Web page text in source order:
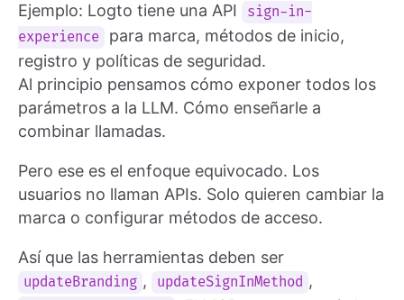
Ejemplo: Logto tiene una API
sign-in-
experience
para marca, métodos de inicio,
registro y políticas de seguridad.
Al principio pensamos cómo exponer todos los
parámetros a la LLM. Cómo enseñarle a
combinar llamadas.
Pero ese es el enfoque equivocado. Los
usuarios no llaman APIs. Solo quieren cambiar la
marca o configurar métodos de acceso.
Así que las herramientas deben ser
updateBranding , updateSignInMethod ,